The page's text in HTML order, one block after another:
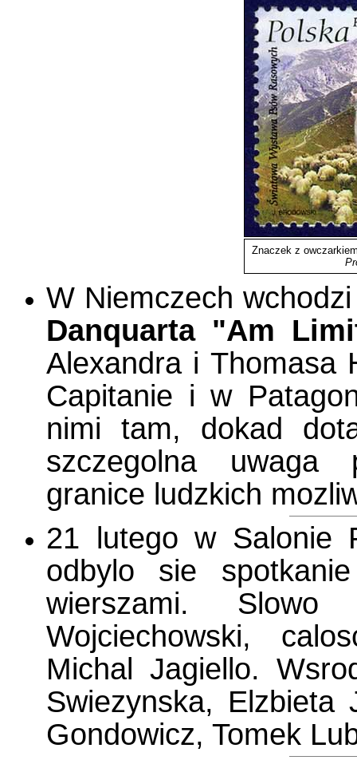
Znaczek z
W Niemczech
Danquarta "Am
Alexandra i Thomasa
Capitanie i w
nimi tam, dokad
szczegolna uwaga
granice ludzkich
21 lutego w Salonie
odbylo sie
wierszami.
Wojciechowski,
Michal Jagiello.
Swiezynska, Elzbieta
Gondowicz, Tomek